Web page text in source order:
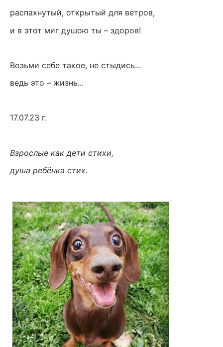
распахнутый, открытый для ветров,
и в этот миг душою ты – здоров!
Возьми себе такое, не стыдись...
ведь это – жизнь...
17.07.23 г.
Взрослые как дети стихи,
душа ребёнка стих.